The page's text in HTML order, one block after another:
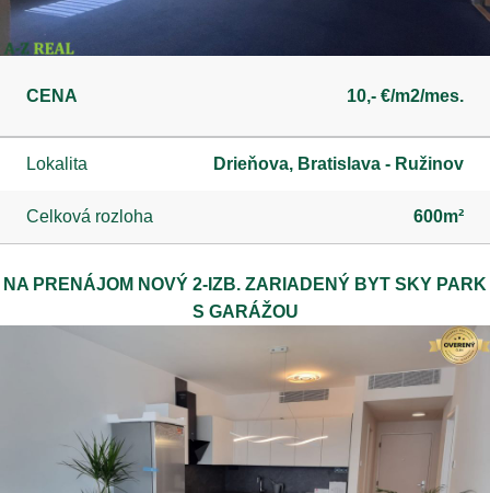
CENA 10,- €/m2/mes.
Lokalita Drieňova, Bratislava - Ružinov
Celková rozloha 600m²
NA PRENÁJOM NOVÝ 2-IZB. ZARIADENÝ BYT SKY PARK
S GARÁŽOU